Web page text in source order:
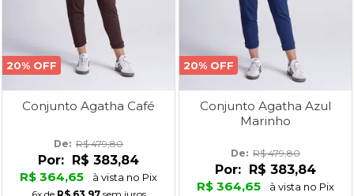
20% OFF
Conjunto Agatha Café
De: R$ 479,80
Por: R$ 383,84
R$ 364,65
à vista no Pix
20% OFF
Conjunto Agatha Azul
Marinho
De: R$ 479,80
Por: R$ 383,84
R$ 364,65
à vista no Pix